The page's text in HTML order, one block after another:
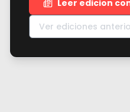
Leer edicion
Ver ediciones